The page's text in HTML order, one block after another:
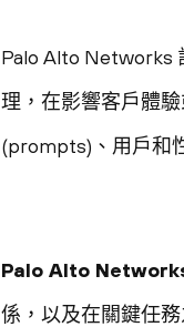
Palo Alto Networks
理，在影響客戶體
(prompts)、用戶和
Palo Alto
係，以及在關鍵任